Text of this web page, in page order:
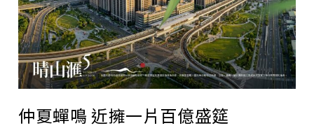
仲夏蟬鳴 近擁一片百億盛筵